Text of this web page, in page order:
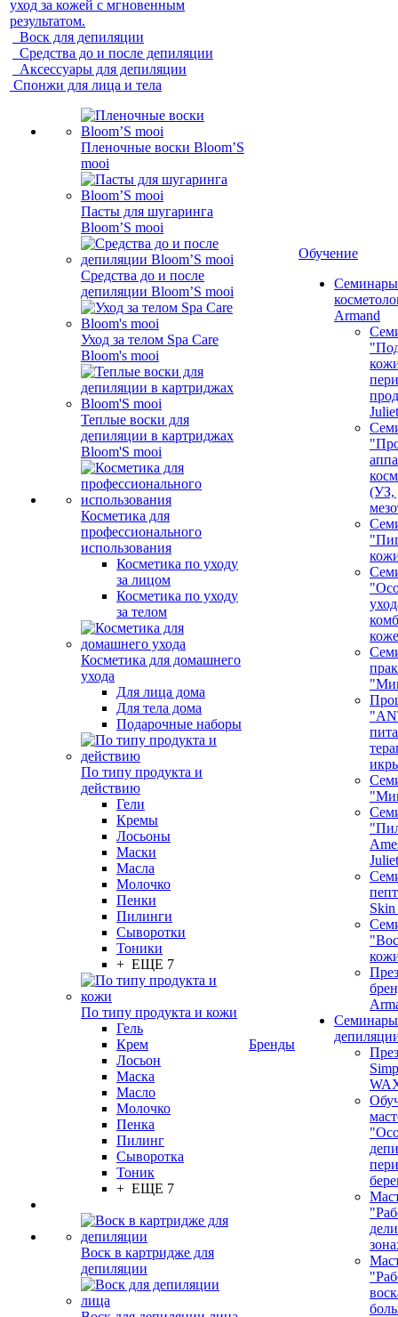
уход за кожей с мгновенным
результатом.
Воск для депиляции
Средства до и после депиляции
Аксессуары для депиляции
Спонжи для лица и тела
Пленочные воски Bloom’S
mooi
Пасты для шугаринга
Bloom’S mooi
Средства до и после
депиляции Bloom’S mooi
Уход за телом Spa Care
Bloom's mooi
Теплые воски для
депиляции в картриджах
Bloom'S mooi
Косметика для
профессионального
использования
Косметика по уходу
за лицом
Косметика по уходу
за телом
Косметика для домашнего
ухода
Для лица дома
Для тела дома
Подарочные наборы
По типу продукта и
действию
Гели
Кремы
Лосьоны
Маски
Масла
Молочко
Пенки
Пилинги
Сыворотки
Тоники
+ ЕЩЕ 7
По типу продукта и кожи
Гель
Крем
Лосьон
Маска
Масло
Молочко
Пенка
Пилинг
Сыворотка
Тоник
+ ЕЩЕ 7
Воск в картридже для
депиляции
Бренды
Обучение
Armand
(УЗ,